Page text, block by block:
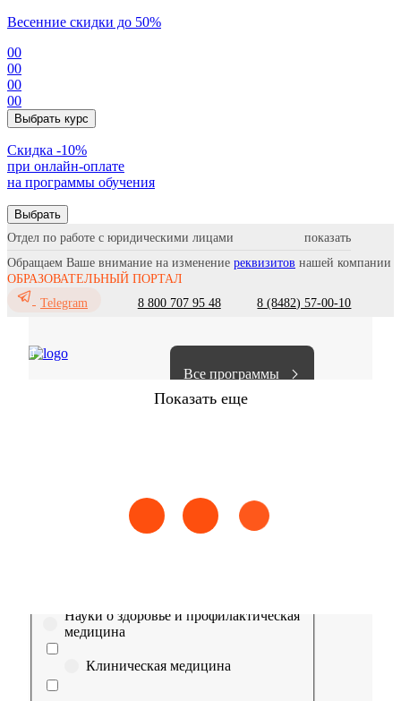
Весенние скидки до 50%
00
00
00
00
Выбрать курс
Cкидка -10%
при онлайн-оплате
на программы обучения
Выбрать
Отдел по работе с юридическими лицами
Обращаем Ваше внимание на изменение реквизитов нашей компании
ОБРАЗОВАТЕЛЬНЫЙ ПОРТАЛ
Telegram
8 800 707 95 48 8 (8482) 57-00-10
Все программы
Показать еще
Сестринское дело Эпидемиология Медицинская помощь
Выберите направление
Науки о здоровье и профилактическая
медицина
Клиническая медицина